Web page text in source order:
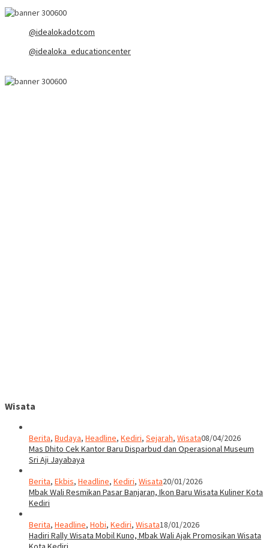
@idealokadotcom
@idealoka_educationcenter
Wisata
Berita, Budaya, Headline, Kediri, Sejarah, Wisata08/04/2026
Mas Dhito Cek Kantor Baru Disparbud dan Operasional Museum
Sri Aji Jayabaya
Berita, Ekbis, Headline, Kediri, Wisata20/01/2026
Mbak Wali Resmikan Pasar Banjaran, Ikon Baru Wisata Kuliner Kota
Kediri
Berita, Headline, Hobi, Kediri, Wisata18/01/2026
Hadiri Rally Wisata Mobil Kuno, Mbak Wali Ajak Promosikan Wisata